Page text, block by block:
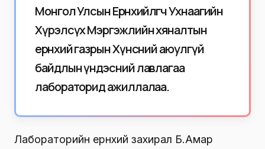
Монгол Улсын Ерөнхийлөгч Ухнаагийн
Хүрэлсүх Мэргэжлийн хяналтын
ерөнхий газрын Хүнсний аюулгүй
байдлын үндэсний лавлагаа
лабораторид ажиллалаа.
Лабораторийн ерөнхий захирал Б.Амар